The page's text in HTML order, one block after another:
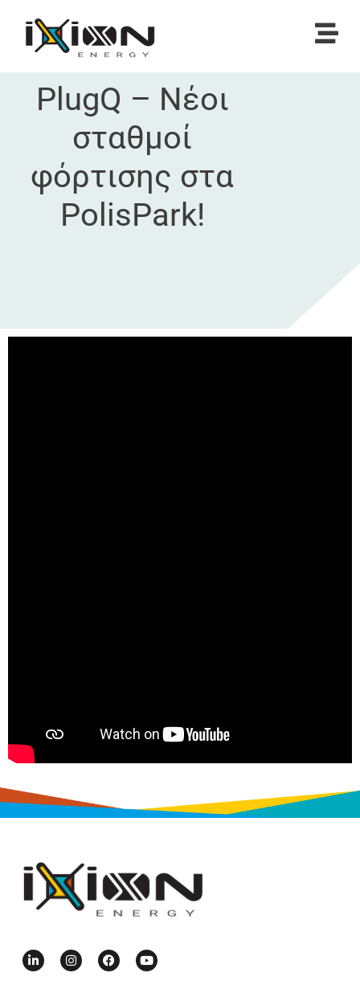
PlugQ – Νέοι
σταθμοί
φόρτισης στα
PolisPark!